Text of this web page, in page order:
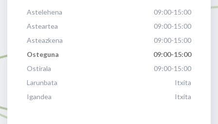
Astelehena
09:00-15:00
Asteartea
09:00-15:00
Asteazkena
09:00-15:00
Osteguna
09:00-15:00
Ostirala
09:00-15:00
Larunbata
Itxita
Igandea
Itxita